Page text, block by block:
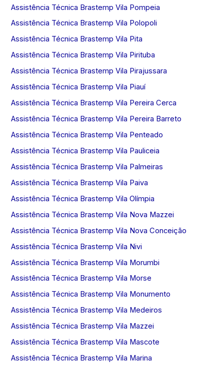
Assistência Técnica Brastemp Vila Pompeia
Assistência Técnica Brastemp Vila Polopoli
Assistência Técnica Brastemp Vila Pita
Assistência Técnica Brastemp Vila Pirituba
Assistência Técnica Brastemp Vila Pirajussara
Assistência Técnica Brastemp Vila Piauí
Assistência Técnica Brastemp Vila Pereira Cerca
Assistência Técnica Brastemp Vila Pereira Barreto
Assistência Técnica Brastemp Vila Penteado
Assistência Técnica Brastemp Vila Pauliceia
Assistência Técnica Brastemp Vila Palmeiras
Assistência Técnica Brastemp Vila Paiva
Assistência Técnica Brastemp Vila Olímpia
Assistência Técnica Brastemp Vila Nova Mazzei
Assistência Técnica Brastemp Vila Nova Conceição
Assistência Técnica Brastemp Vila Nivi
Assistência Técnica Brastemp Vila Morumbi
Assistência Técnica Brastemp Vila Morse
Assistência Técnica Brastemp Vila Monumento
Assistência Técnica Brastemp Vila Medeiros
Assistência Técnica Brastemp Vila Mazzei
Assistência Técnica Brastemp Vila Mascote
Assistência Técnica Brastemp Vila Marina